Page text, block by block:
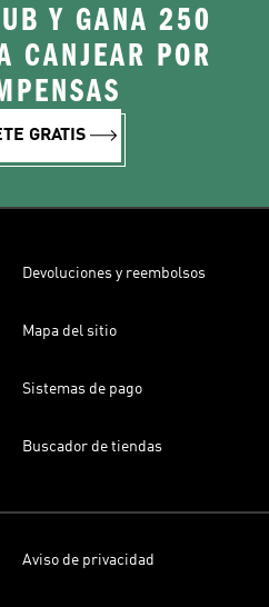
Y GANA 250
CANJEAR POR
GRATIS
Devoluciones y reembolsos
Mapa del sitio
Sistemas de pago
Buscador de tiendas
Aviso de privacidad